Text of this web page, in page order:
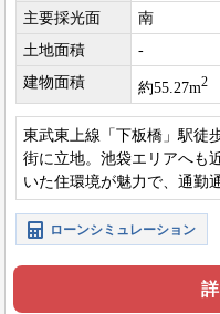
主要採光面
南
土地面積
-
建物面積
約55.27m2
東武東上線「下板橋」駅徒
街に立地。池袋エリアへも
いた住環境が魅力で、通勤
ローンシミュレーション